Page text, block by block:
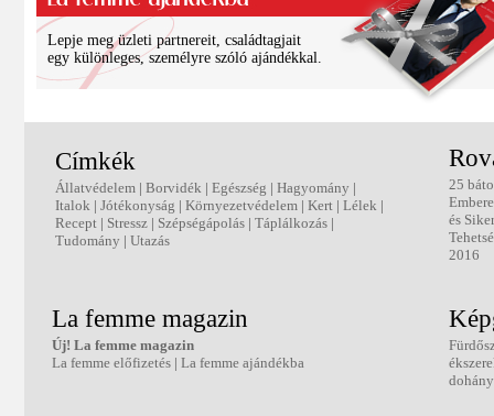
Lepje meg üzleti partnereit, családtagjait
egy különleges, személyre szóló ajándékkal.
Címkék
Állatvédelem | Borvidék | Egészség | Hagyomány |
Italok | Jótékonyság | Környezetvédelem | Kert | Lélek |
Recept | Stressz | Szépségápolás | Táplálkozás |
Tudomány | Utazás
25
és
2016
La femme magazin
Új! La femme magazin
La femme előfizetés | La femme ajándékba